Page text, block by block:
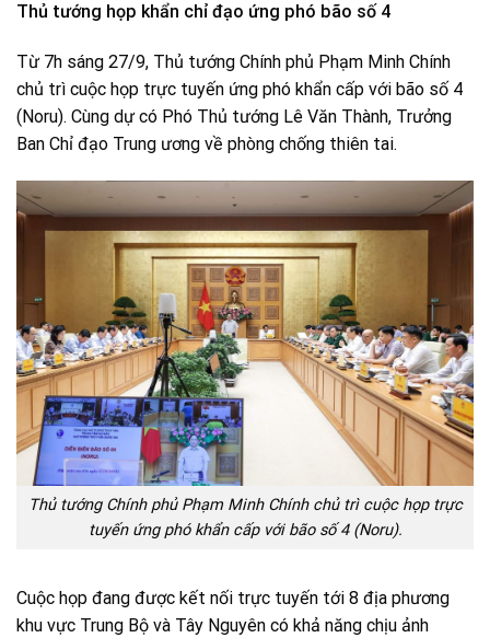
Thủ tướng họp khẩn chỉ đạo ứng phó bão số 4
Từ 7h sáng 27/9, Thủ tướng Chính phủ Phạm Minh Chính
chủ trì cuộc họp trực tuyến ứng phó khẩn cấp với bão số 4
(Noru). Cùng dự có Phó Thủ tướng Lê Văn Thành, Trưởng
Ban Chỉ đạo Trung ương về phòng chống thiên tai.
Thủ tướng Chính phủ Phạm Minh Chính chủ trì cuộc họp trực
tuyến ứng phó khẩn cấp với bão số 4 (Noru).
Cuộc họp đang được kết nối trực tuyến tới 8 địa phương
khu vực Trung Bộ và Tây Nguyên có khả năng chịu ảnh